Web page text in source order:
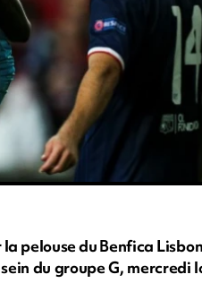
pelouse du Benfica
du groupe G, mercredi